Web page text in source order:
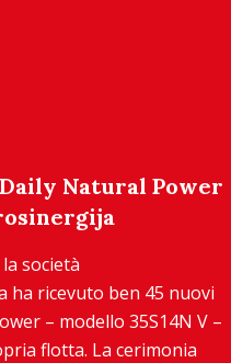
Natural Power
società
ha ricevuto ben 45 nuovi
– modello 35S14N V –
flotta. La cerimonia